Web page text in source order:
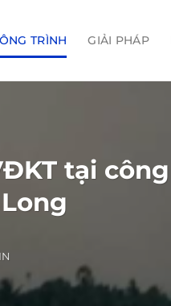
TRÌNH GIẢI PHÁP
tại